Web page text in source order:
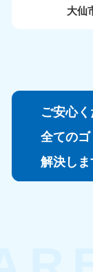
大仙
ご安心く
全ての
解決しま